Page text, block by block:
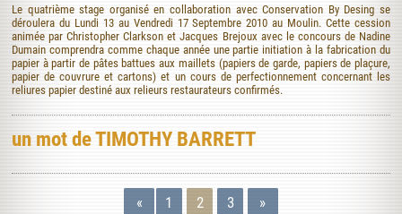
Le quatrième stage organisé en collaboration avec Conservation By Desing se
déroulera du Lundi 13 au Vendredi 17 Septembre 2010 au Moulin. Cette cession
animée par Christopher Clarkson et Jacques Brejoux avec le concours de Nadine
Dumain comprendra comme chaque année une partie initiation à la fabrication du
papier à partir de pâtes battues aux maillets (papiers de garde, papiers de plaçure,
papier de couvrure et cartons) et un cours de perfectionnement concernant les
reliures papier destiné aux relieurs restaurateurs confirmés.
un mot de TIMOTHY BARRETT
« 1 2 3 »